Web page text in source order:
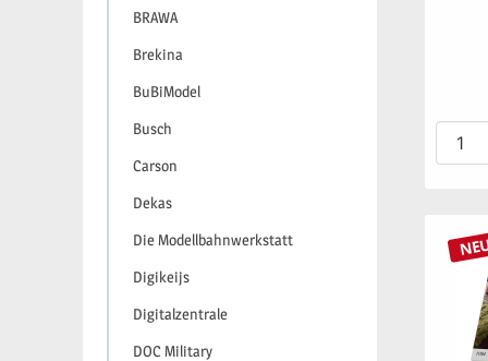
BRAWA
Brekina
BuBiModel
Busch
Carson
Dekas
Die Modellbahnwerkstatt
Digikeijs
Digitalzentrale
DOC Military